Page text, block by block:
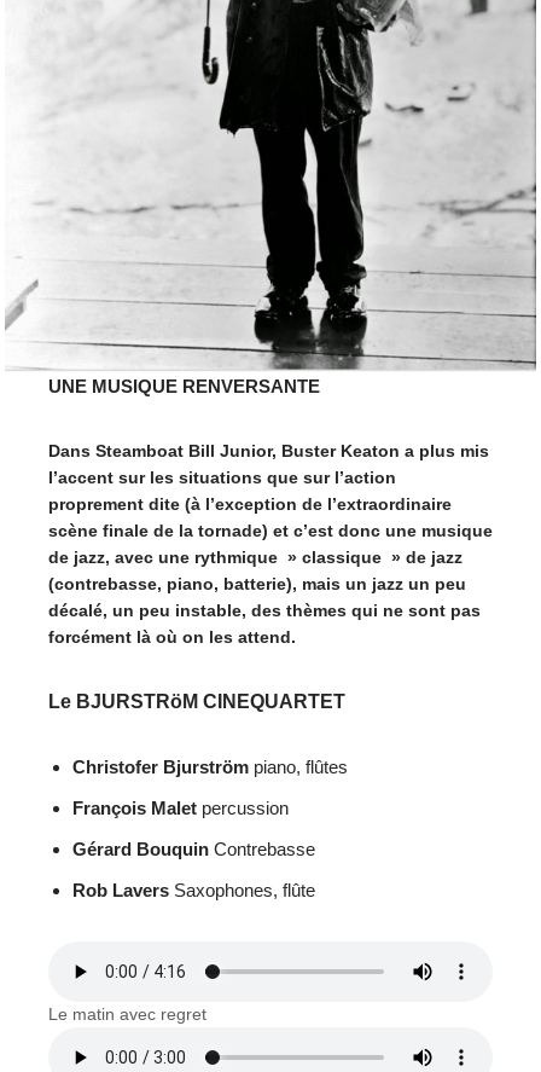
UNE MUSIQUE RENVERSANTE
Dans Steamboat Bill Junior, Buster Keaton a plus mis
l’accent sur les situations que sur l’action
proprement dite (à l’exception de l’extraordinaire
scène finale de la tornade) et c’est donc une musique
de jazz, avec une rythmique » classique » de jazz
(contrebasse, piano, batterie), mais un jazz un peu
décalé, un peu instable, des thèmes qui ne sont pas
forcément là où on les attend.
Le BJURSTRöM CINEQUARTET
Christofer Bjurströmpiano, flûtes
François Maletpercussion
Gérard BouquinContrebasse
Rob LaversSaxophones, flûte
Le matin avec regret